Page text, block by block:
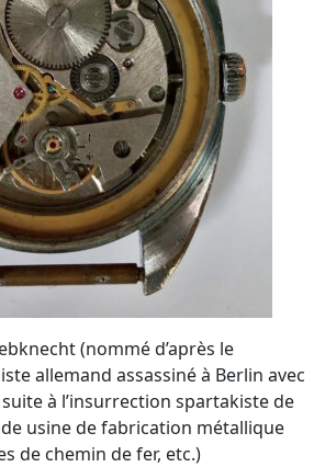
(nommé d’après le
allemand assassiné à Berlin avec
à l’insurrection spartakiste de
usine de fabrication métallique
de chemin de fer, etc.)